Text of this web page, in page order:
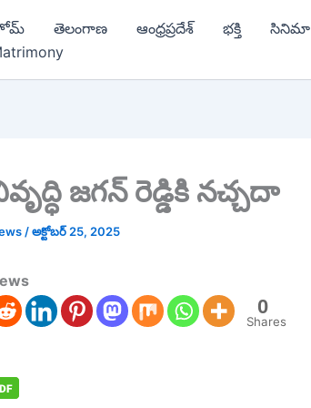
తెలంగాణ ఆంధ్రప్రదేశ్ భక్తి సినిమా
జగన్ రెడ్డికి నచ్చదా
/అక్టోబర్ 25, 2025
0
Shares